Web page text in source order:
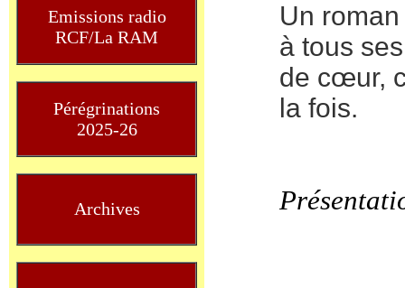
Emissions radio
RCF/La RAM
Pérégrinations
2025-26
Archives
Un
à tous
de cœur,
la fois.